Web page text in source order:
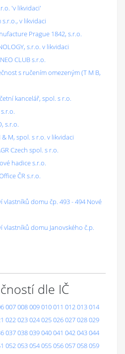
'v likvidaci'
v likvidaci
Prague 1842, s.r.o.
s.r.o. v likvidaci
CLUB s.r.o.
s ručením omezeným (T M B,
kancelář, spol. s r.o.
s.r.o.
s.r.o.
& M, spol. s r.o. v likvidaci
Czech spol. s r.o.
hadice s.r.o.
ČR s.r.o.
vlastníků domu čp. 493 - 494 Nové
vlastníků domu Janovského č.p.
dle IČ
007008009010011 012013014
022023024025026027028029
037038039040041 042043044
052053054055056057058059